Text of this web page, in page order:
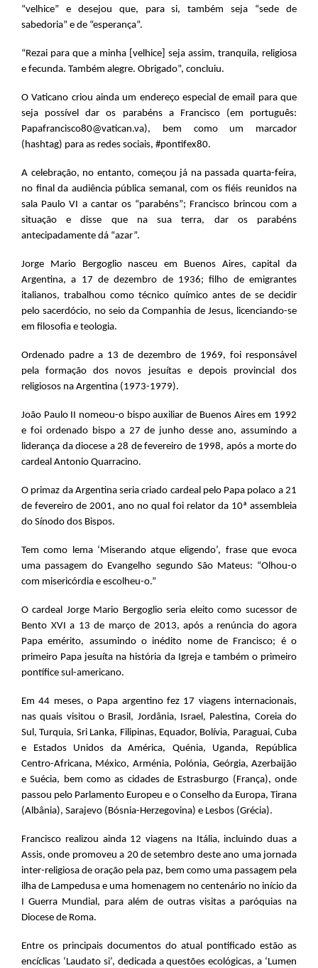
“velhice” e desejou que, para si, também seja “sede de
sabedoria” e de “esperança”.
“Rezai para que a minha [velhice] seja assim, tranquila, religiosa
e fecunda. Também alegre. Obrigado”, concluiu.
O Vaticano criou ainda um endereço especial de email para que
seja possível dar os parabéns a Francisco (em português:
Papafrancisco80@vatican.va), bem como um marcador
(hashtag) para as redes sociais, #pontifex80.
A celebração, no entanto, começou já na passada quarta-feira,
no final da audiência pública semanal, com os fiéis reunidos na
sala Paulo VI a cantar os “parabéns”; Francisco brincou com a
situação e disse que na sua terra, dar os parabéns
antecipadamente dá “azar”.
Jorge Mario Bergoglio nasceu em Buenos Aires, capital da
Argentina, a 17 de dezembro de 1936; filho de emigrantes
italianos, trabalhou como técnico químico antes de se decidir
pelo sacerdócio, no seio da Companhia de Jesus, licenciando-se
em filosofia e teologia.
Ordenado padre a 13 de dezembro de 1969, foi responsável
pela formação dos novos jesuítas e depois provincial dos
religiosos na Argentina (1973-1979).
João Paulo II nomeou-o bispo auxiliar de Buenos Aires em 1992
e foi ordenado bispo a 27 de junho desse ano, assumindo a
liderança da diocese a 28 de fevereiro de 1998, após a morte do
cardeal Antonio Quarracino.
O primaz da Argentina seria criado cardeal pelo Papa polaco a 21
de fevereiro de 2001, ano no qual foi relator da 10ª assembleia
do Sínodo dos Bispos.
Tem como lema ‘Miserando atque eligendo’, frase que evoca
uma passagem do Evangelho segundo São Mateus: “Olhou-o
com misericórdia e escolheu-o.”
O cardeal Jorge Mario Bergoglio seria eleito como sucessor de
Bento XVI a 13 de março de 2013, após a renúncia do agora
Papa emérito, assumindo o inédito nome de Francisco; é o
primeiro Papa jesuíta na história da Igreja e também o primeiro
pontífice sul-americano.
Em 44 meses, o Papa argentino fez 17 viagens internacionais,
nas quais visitou o Brasil, Jordânia, Israel, Palestina, Coreia do
Sul, Turquia, Sri Lanka, Filipinas, Equador, Bolívia, Paraguai, Cuba
e Estados Unidos da América, Quénia, Uganda, República
Centro-Africana, México, Arménia, Polónia, Geórgia, Azerbaijão
e Suécia, bem como as cidades de Estrasburgo (França), onde
passou pelo Parlamento Europeu e o Conselho da Europa, Tirana
(Albânia), Sarajevo (Bósnia-Herzegovina) e Lesbos (Grécia).
Francisco realizou ainda 12 viagens na Itália, incluindo duas a
Assis, onde promoveu a 20 de setembro deste ano uma jornada
inter-religiosa de oração pela paz, bem como uma passagem pela
ilha de Lampedusa e uma homenagem no centenário no início da
I Guerra Mundial, para além de outras visitas a paróquias na
Diocese de Roma.
Entre os principais documentos do atual pontificado estão as
encíclicas ‘Laudato si’, dedicada a questões ecológicas, a ‘Lumen